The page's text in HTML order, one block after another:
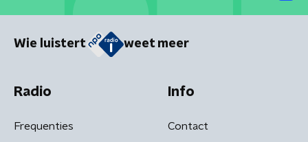
Wie luistert weet meer
Radio
Frequenties
Info
Contact